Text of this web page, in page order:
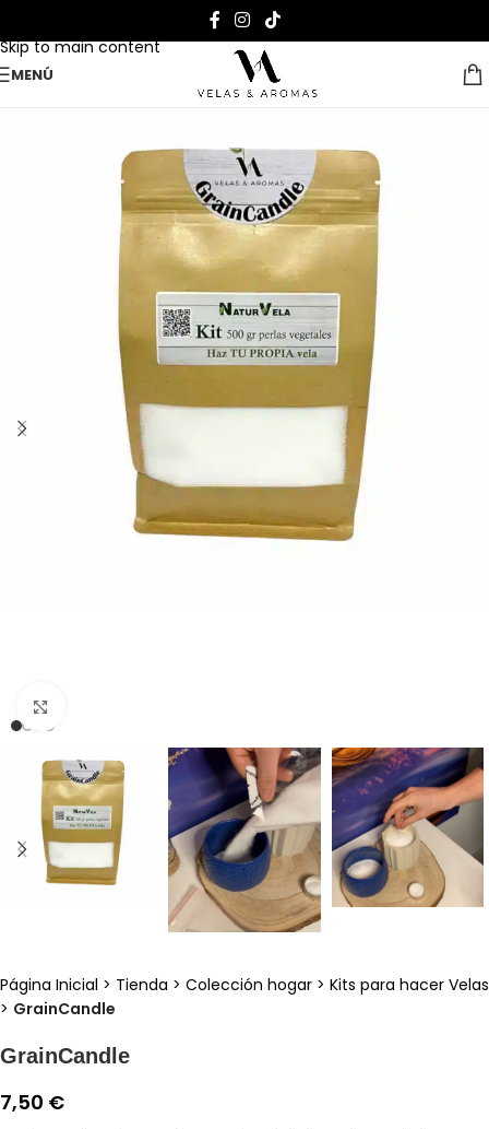
Skip to main content
MENÚ
Página Inicial > Tienda > Colección hogar > Kits para hacer Velas
> GrainCandle
GrainCandle
7,50 €